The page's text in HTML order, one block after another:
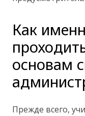
Как
основам
Прежде всего,